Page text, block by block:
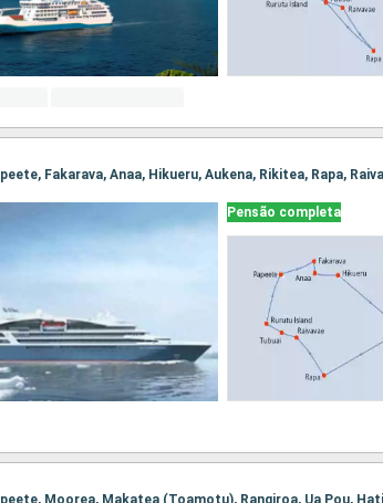
Fakarava, Anaa, Hikueru, Aukena, Rikitea, Rapa,
Pensão completa